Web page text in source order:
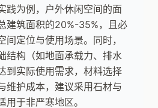
践为例，户外休闲空间的面
建筑面积的20%-35%，且必
间定位与使用场景。同时，
结构（如地面承载力、排水
到实际使用需求，材料选择
维护成本，建议采用石材与
用于非严寒地区。